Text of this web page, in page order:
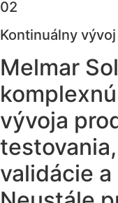
02
Kontinuálny
Melmar
vývoja
validácie